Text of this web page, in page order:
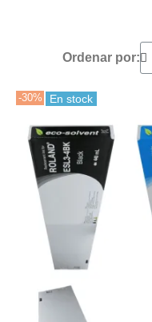
Ordenar por:
-30% En stock